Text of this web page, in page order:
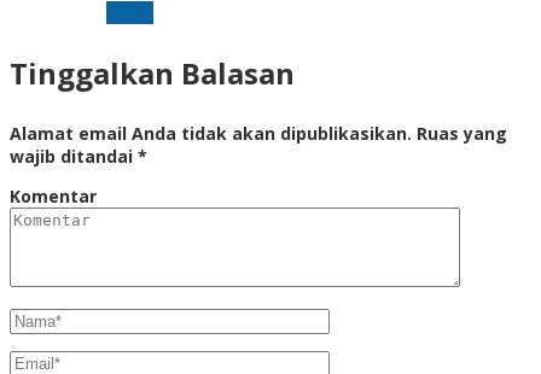
Tinggalkan Balasan
Alamat email Anda tidak akan dipublikasikan. Ruas yang
wajib ditandai *
Komentar